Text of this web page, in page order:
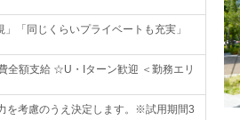
「同じくらいプライベートも充実」
全額支給 ☆U・Iターン歓迎 ＜勤務エリ
を考慮のうえ決定します。※試用期間3